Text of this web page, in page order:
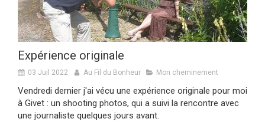
Expérience originale
03 Juil 2022 Au Fil du Bonheur Mon cheminement
Vendredi dernier j'ai vécu une expérience originale pour moi
à Givet : un shooting photos, qui a suivi la rencontre avec
une journaliste quelques jours avant.